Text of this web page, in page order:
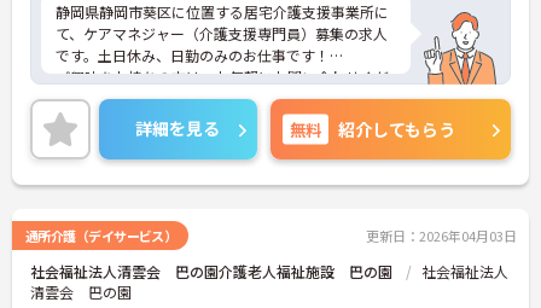
静岡県静岡市葵区に位置する居宅介護支援事業所に
て、ケアマネジャー（介護支援専門員）募集の求人
です。土日休み、日勤のみのお仕事です！
ご興味をお持ちの方は、お気軽にお問い合わせくだ
さい。
詳細を見る 無料 紹介してもらう
通所介護（デイサービス） 更新日：2026年04月03日
社会福祉法人清雲会 巴の園介護老人福祉施設 巴の園
社会福祉法人
清雲会 巴の園